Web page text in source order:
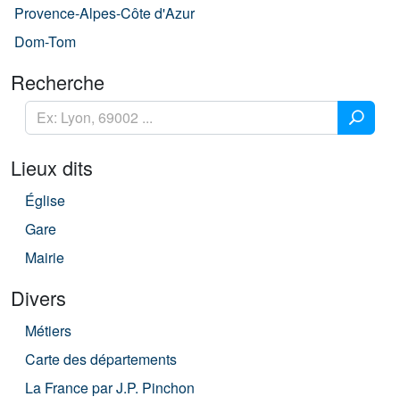
Provence-Alpes-Côte d'Azur
Dom-Tom
Recherche
Lieux dits
Église
Gare
Mairie
Divers
Métiers
Carte des départements
La France par J.P. Pinchon